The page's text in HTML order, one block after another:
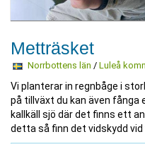
Metträsket
Norrbottens län / Luleå
Vi planterar in regnbåge i
på tillväxt du kan även fånga
kallkäll sjö där det finns ett
detta så finn det vidskydd vid